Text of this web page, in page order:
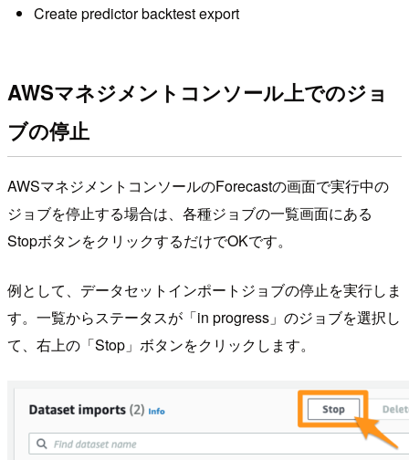
Create predictor backtest export
AWSマネジメントコンソール上でのジョ
ブの停止
AWSマネジメントコンソールのForecastの画面で実行中の
ジョブを停止する場合は、各種ジョブの一覧画面にある
StopボタンをクリックするだけでOKです。
例として、データセットインポートジョブの停止を実行しま
す。一覧からステータスが「in progress」のジョブを選択し
て、右上の「Stop」ボタンをクリックします。